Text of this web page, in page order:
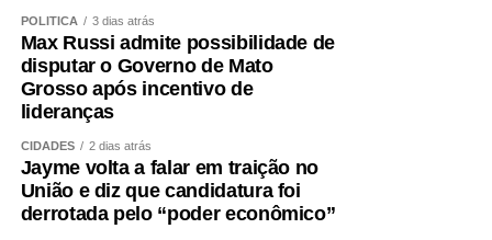
As magistradas destacam que nenhuma instituição
consegue enfrentar a violência doméstica sozinha.
políticas públicas, fortalecimento das Delegacias
Especializadas, ampliação da Patrulha Maria da Penha,
atendimento psicológico e ações que promovam a
POLÍTICA 3 dias atrás
Max Russi admite possibilidade de
disputar o Governo de Mato
Grosso após incentivo de
lideranças
CIDADES 2 dias atrás
Jayme volta a falar em traição no
União e diz que candidatura foi
derrotada pelo “poder econômico”